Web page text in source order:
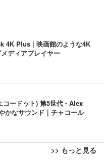
4K Plus | 映画館のような4K
ディアプレイヤー
ードット) 第5世代 - Alex
かなサウンド｜チャコール
>> もっと見る